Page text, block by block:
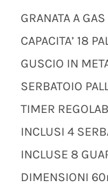
GRANATA A
CAPACITA’ 18
GUSCIO IN
SERBATOIO
TIMER
INCLUSI 4
INCLUSE 8
DIMENSIONI